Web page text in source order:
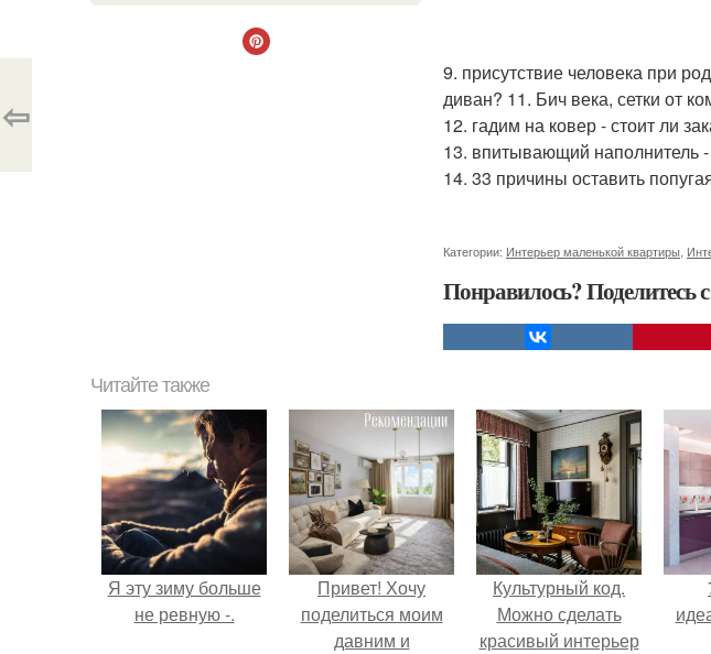
9. присутствие человека при
диван? 11. Бич века, сетки от
12. гадим на ковер - стоит ли
13. впитывающий наполнитель -
14. 33 причины оставить
Категории: Интерьер маленькой квартиры
Понравилось? Поделитесь
⇦
Читайте также
Я эту зиму больше
не ревную -.
Привет! Хочу
поделиться моим
давним и
Культурный код.
Можно сделать
красивый интерьер